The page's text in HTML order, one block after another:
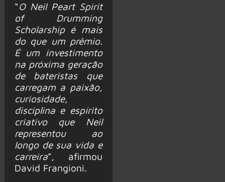
“O Neil Peart Spirit
of Drumming
Scholarship é mais
do que um prêmio.
É um investimento
na próxima geração
de bateristas que
carregam a paixão,
curiosidade,
disciplina e espírito
criativo que Neil
representou ao
longo de sua vida e
carreira”, afirmou
David Frangioni.